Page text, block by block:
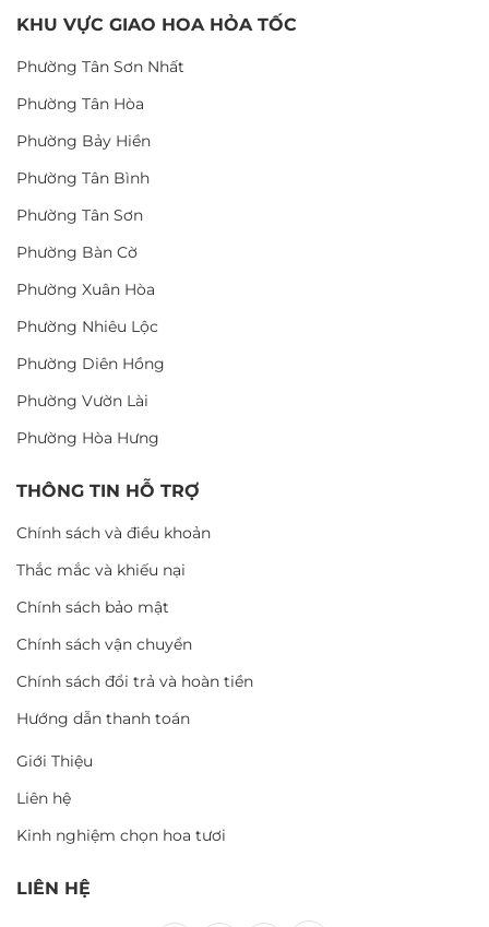
KHU VỰC GIAO HOA HỎA TỐC
Phường Tân Sơn Nhất
Phường Tân Hòa
Phường Bảy Hiền
Phường Tân Bình
Phường Tân Sơn
Phường Bàn Cờ
Phường Xuân Hòa
Phường Nhiêu Lộc
Phường Diên Hồng
Phường Vườn Lài
Phường Hòa Hưng
THÔNG TIN HỖ TRỢ
Chính sách và điều khoản
Thắc mắc và khiếu nại
Chính sách bảo mật
Chính sách vận chuyển
Chính sách đổi trả và hoàn tiền
Hướng dẫn thanh toán
Giới Thiệu
Liên hệ
Kinh nghiệm chọn hoa tươi
LIÊN HỆ